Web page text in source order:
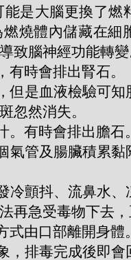
是大腦更換了燃
燒體內儲藏在細
致腦神經功能轉
時會排出腎石。
但是血液檢驗可知
忽然消失。
。有時會排出膽石
氣管及腸臟積累黏
冷顫抖、流鼻水、
再急受毒物下去
式由口部離開身體
，排毒完成後即會